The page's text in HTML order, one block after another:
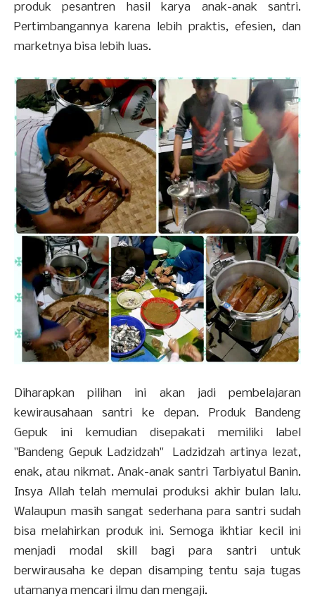
produk pesantren hasil karya anak-anak santri.
Pertimbangannya karena lebih praktis, efesien, dan
marketnya bisa lebih luas.
Diharapkan pilihan ini akan jadi pembelajaran
kewirausahaan santri ke depan. Produk Bandeng
Gepuk ini kemudian disepakati memiliki label
"Bandeng Gepuk Ladzidzah" Ladzidzah artinya lezat,
enak, atau nikmat. Anak-anak santri Tarbiyatul Banin.
Insya Allah telah memulai produksi akhir bulan lalu.
Walaupun masih sangat sederhana para santri sudah
bisa melahirkan produk ini. Semoga ikhtiar kecil ini
menjadi modal skill bagi para santri untuk
berwirausaha ke depan disamping tentu saja tugas
utamanya mencari ilmu dan mengaji.